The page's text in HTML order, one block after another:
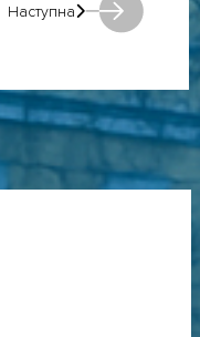
Наступна
Наступна: Наступна